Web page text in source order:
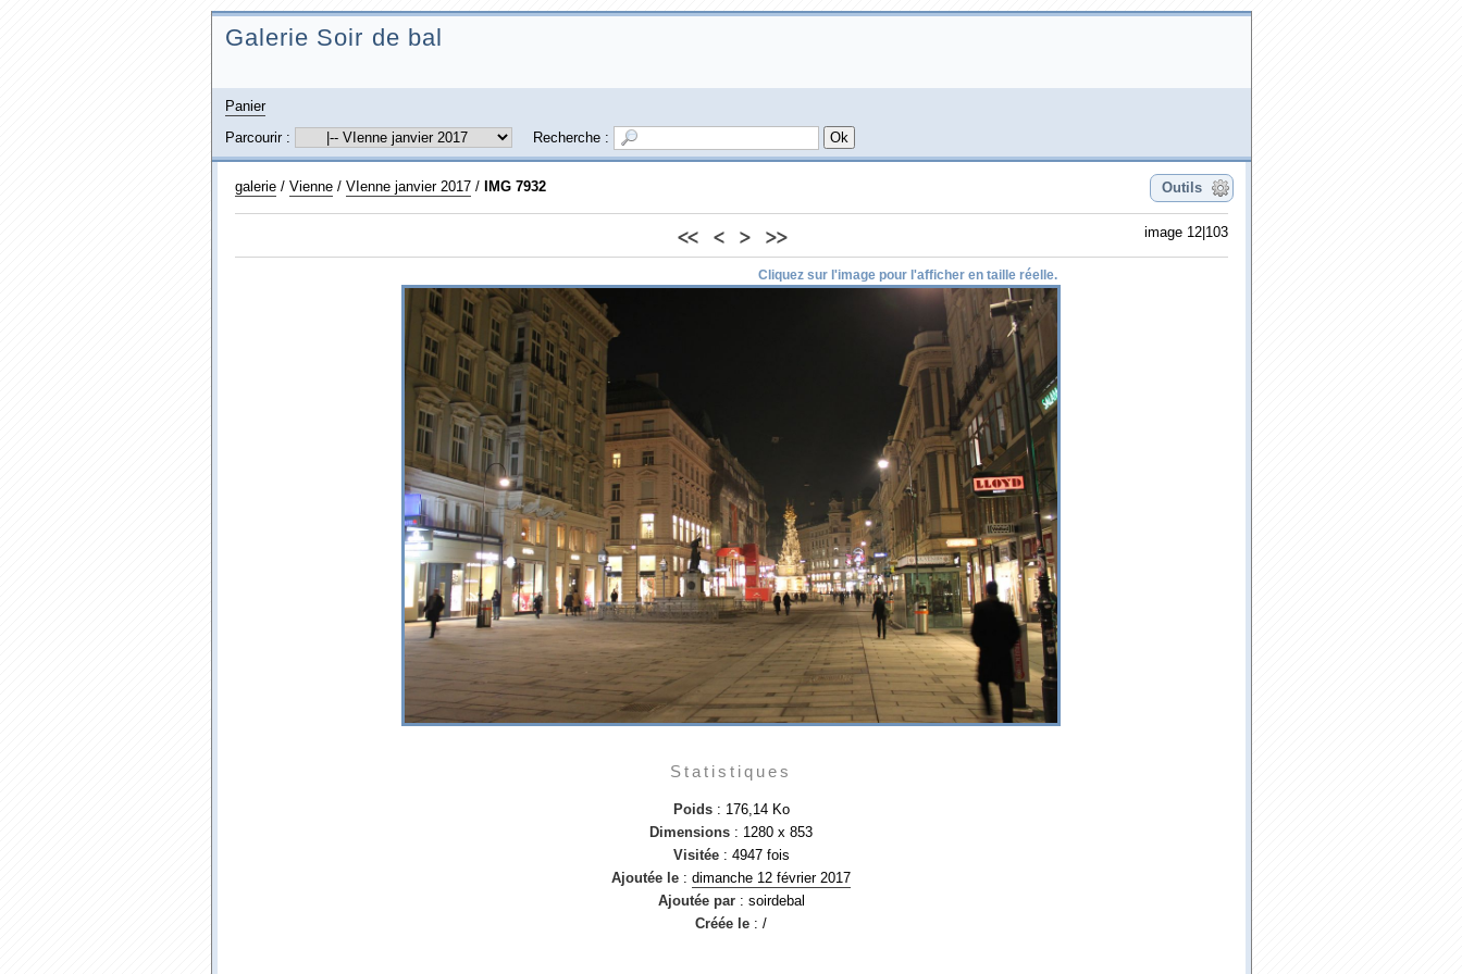
Galerie Soir de bal
Panier
Parcourir :
Recherche :
Outils
galerie/ Vienne/ VIenne janvier 2017/ IMG 7932
image 12|103
<< < > >>
Cliquez sur l'image pour l'afficher en taille réelle.
Statistiques
Poids: 176,14 Ko
Dimensions : 1280 x 853
Visitée: 4947 fois
Ajoutée le : dimanche 12 février 2017
Ajoutée par: soirdebal
Créée le : /